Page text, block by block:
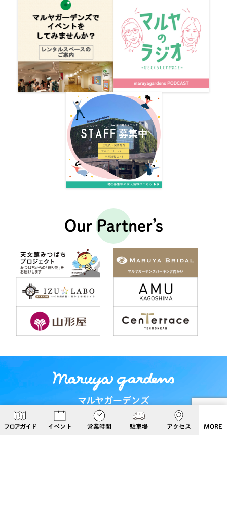
フロアガイド イベント 営業時間 駐車場 アクセス MORE
Our Partner’s
マルヤガーデンズ
〒892-0826 鹿児島県鹿児島市呉服町６−５